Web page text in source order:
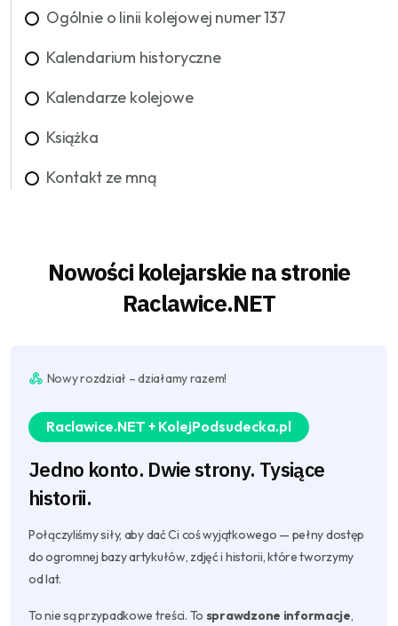
Ogólnie o linii kolejowej numer 137
Kalendarium historyczne
Kalendarze kolejowe
Książka
Kontakt ze mną
Nowości kolejarskie na stronie
Raclawice.NET
Nowy rozdział – działamy razem!
Raclawice.NET + KolejPodsudecka.pl
Jedno konto. Dwie strony. Tysiące
historii.
Połączyliśmy siły, aby dać Ci coś wyjątkowego — pełny dostęp
do ogromnej bazy artykułów, zdjęć i historii, które tworzymy
od lat.
To nie są przypadkowe treści. To sprawdzone informacje,